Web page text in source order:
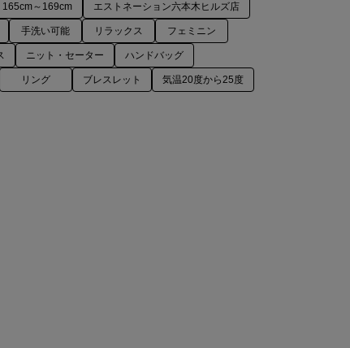
165cm～169cm エストネーション六本木ヒルズ店
手洗い可能 リラックス フェミニン
ニット・セーター ハンドバッグ
リング ブレスレット 気温20度から25度